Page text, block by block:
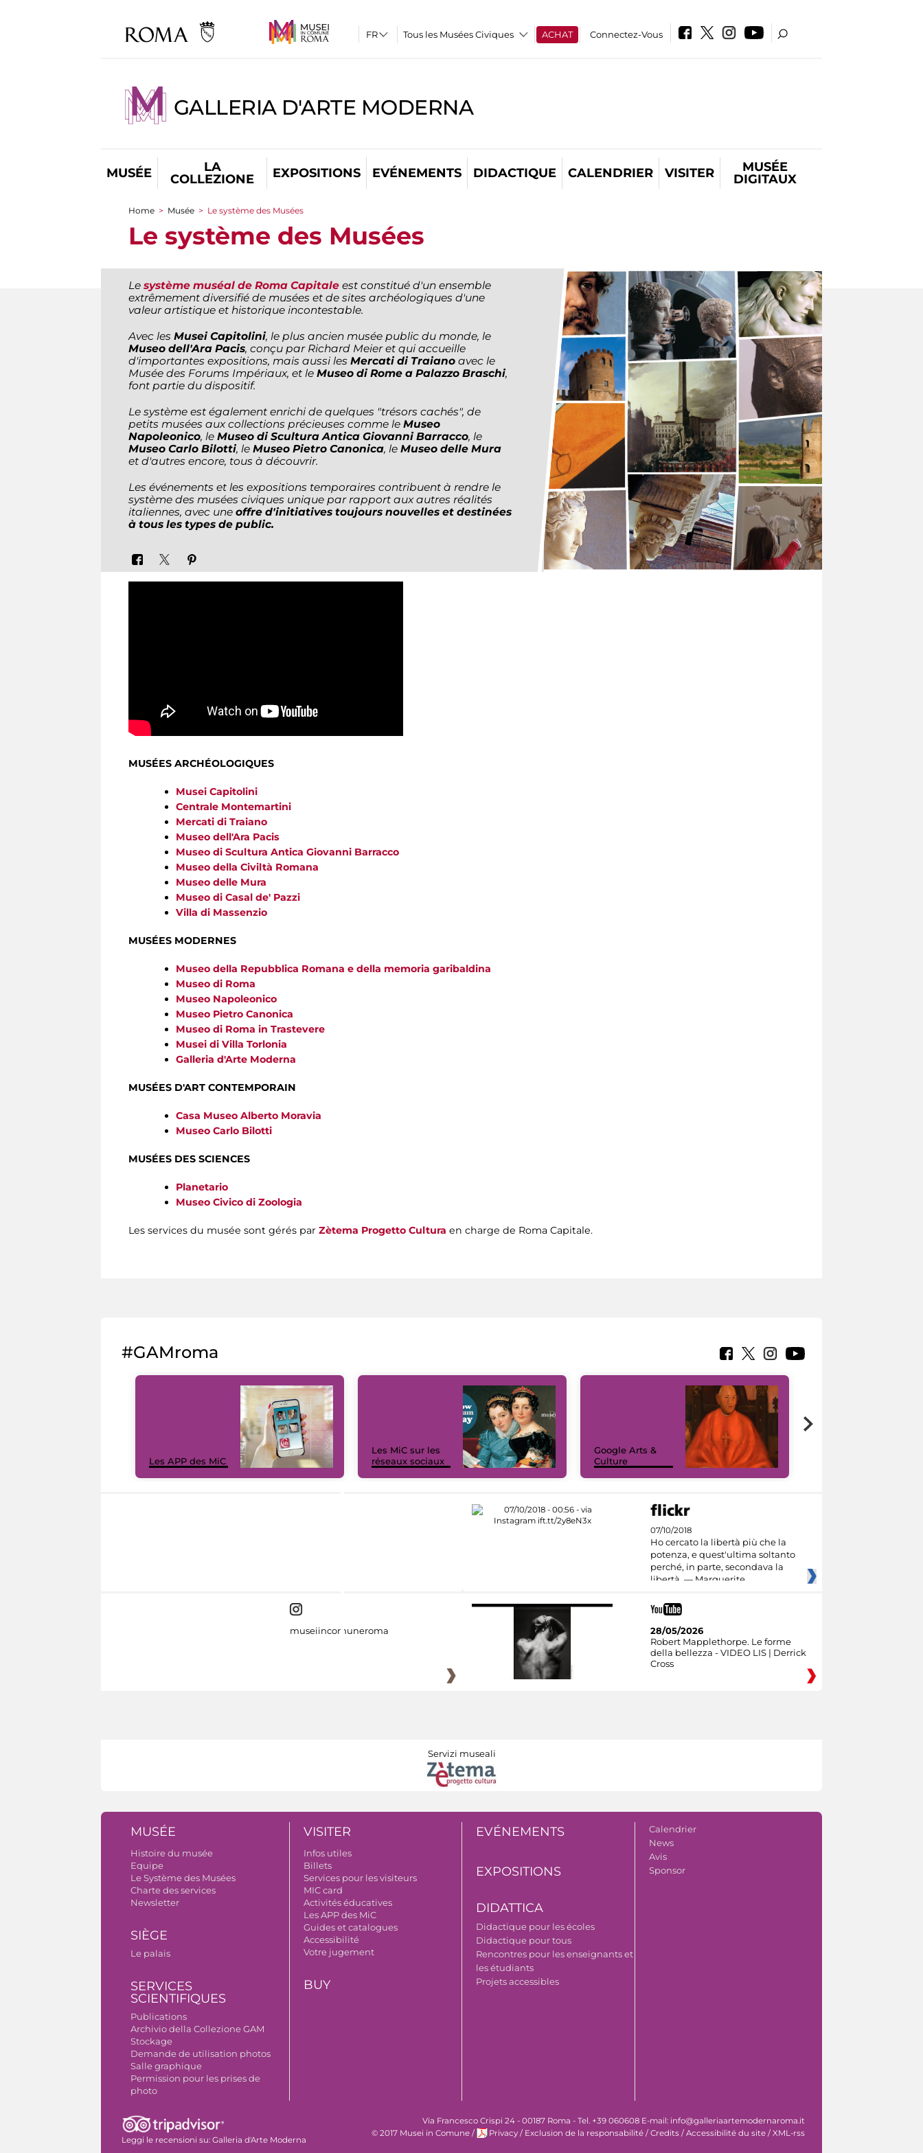
Tous les Musées Civiques ACHAT Connectez-Vous
GALLERIA D'ARTE MODERNA
MUSÉE
LA
COLLEZIONE
EXPOSITIONS EVÉNEMENTS DIDACTIQUE CALENDRIER VISITER
MUSÉE
DIGITAUX
You are here
Home > Musée > Le système des Musées
Le système des Musées
Le système muséal de Roma Capitale est constitué d'un ensemble
extrêmement diversifié de musées et de sites archéologiques d'une
valeur artistique et historique incontestable.
Avec les Musei Capitolini, le plus ancien musée public du monde, le
Museo dell'Ara Pacis, conçu par Richard Meier et qui accueille
d'importantes expositions, mais aussi les Mercati di Traiano avec le
Musée des Forums Impériaux, et le Museo di Rome a Palazzo Braschi,
font partie du dispositif.
Le système est également enrichi de quelques "trésors cachés", de
petits musées aux collections précieuses comme le Museo
Napoleonico, le Museo di Scultura Antica Giovanni Barracco, le
Museo Carlo Bilotti, le Museo Pietro Canonica, le Museo delle Mura
et d'autres encore, tous à découvrir.
Les événements et les expositions temporaires contribuent à rendre le
système des musées civiques unique par rapport aux autres réalités
italiennes, avec une offre d'initiatives toujours nouvelles et destinées
à tous les types de public.
MUSÉES ARCHÉOLOGIQUES
Musei Capitolini
Centrale Montemartini
Mercati di Traiano
Museo dell'Ara Pacis
Museo di Scultura Antica Giovanni Barracco
Museo della Civiltà Romana
Museo delle Mura
Museo di Casal de' Pazzi
Villa di Massenzio
MUSÉES MODERNES
Museo della Repubblica Romana e della memoria garibaldina
Museo di Roma
Museo Napoleonico
Museo Pietro Canonica
Museo di Roma in Trastevere
Musei di Villa Torlonia
Galleria d'Arte Moderna
MUSÉES D'ART CONTEMPORAIN
Casa Museo Alberto Moravia
Museo Carlo Bilotti
MUSÉES DES SCIENCES
Planetario
Museo Civico di Zoologia
Les services du musée sont gérés par Zètema Progetto Cultura en charge de Roma Capitale.
#GAMroma
Les APP des MiC
Les MiC sur les
réseaux sociaux
Google Arts &
Culture
07/10/2018
Ho cercato la libertà più che la
potenza, e quest'ultima soltanto
perché, in parte, secondava la
libertà. — Marguerite
museiincomuneroma
28/05/2026
Robert Mapplethorpe. Le forme
della bellezza - VIDEO LIS | Derrick
Cross
Servizi museali
MUSÉE
Histoire du musée
Equipe
Le Système des Musées
Charte des services
Newsletter
SIÈGE
Le palais
SERVICES
SCIENTIFIQUES
Publications
Archivio della Collezione GAM
Stockage
Demande de utilisation photos
Salle graphique
Permission pour les prises de
photo
VISITER
Infos utiles
Billets
Services pour les visiteurs
MIC card
Activités éducatives
Les APP des MiC
Guides et catalogues
Accessibilité
Votre jugement
BUY
EVÉNEMENTS
EXPOSITIONS
DIDATTICA
Didactique pour les écoles
Didactique pour tous
Rencontres pour les enseignants et
les étudiants
Projets accessibles
Calendrier
News
Avis
Sponsor
Leggi le recensioni su: Galleria d'Arte Moderna
Via Francesco Crispi 24 - 00187 Roma - Tel. +39 060608 E-mail: info@galleriaartemodernaroma.it
© 2017 Musei in Comune / Privacy / Exclusion de la responsabilité /Credits /Accessibilité du site /XML-rss